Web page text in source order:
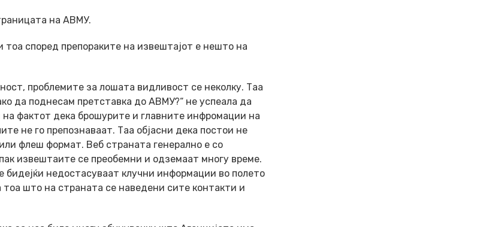
на АВМУ.
според препораките на извештајот е нешто на
проблемите за лошата видливост се неколку. Таа
да поднесам претставка до АВМУ?“ не успеала да
фактот дека брошурите и главните инфромации на
не го препознаваат. Таа објасни дека постои не
флеш формат. Веб страната генерално е со
извештаите се преобемни и одземаат многу време.
бидејќи недостасуваат клучни информации во полето
тоа што на страната се наведени сите контакти и